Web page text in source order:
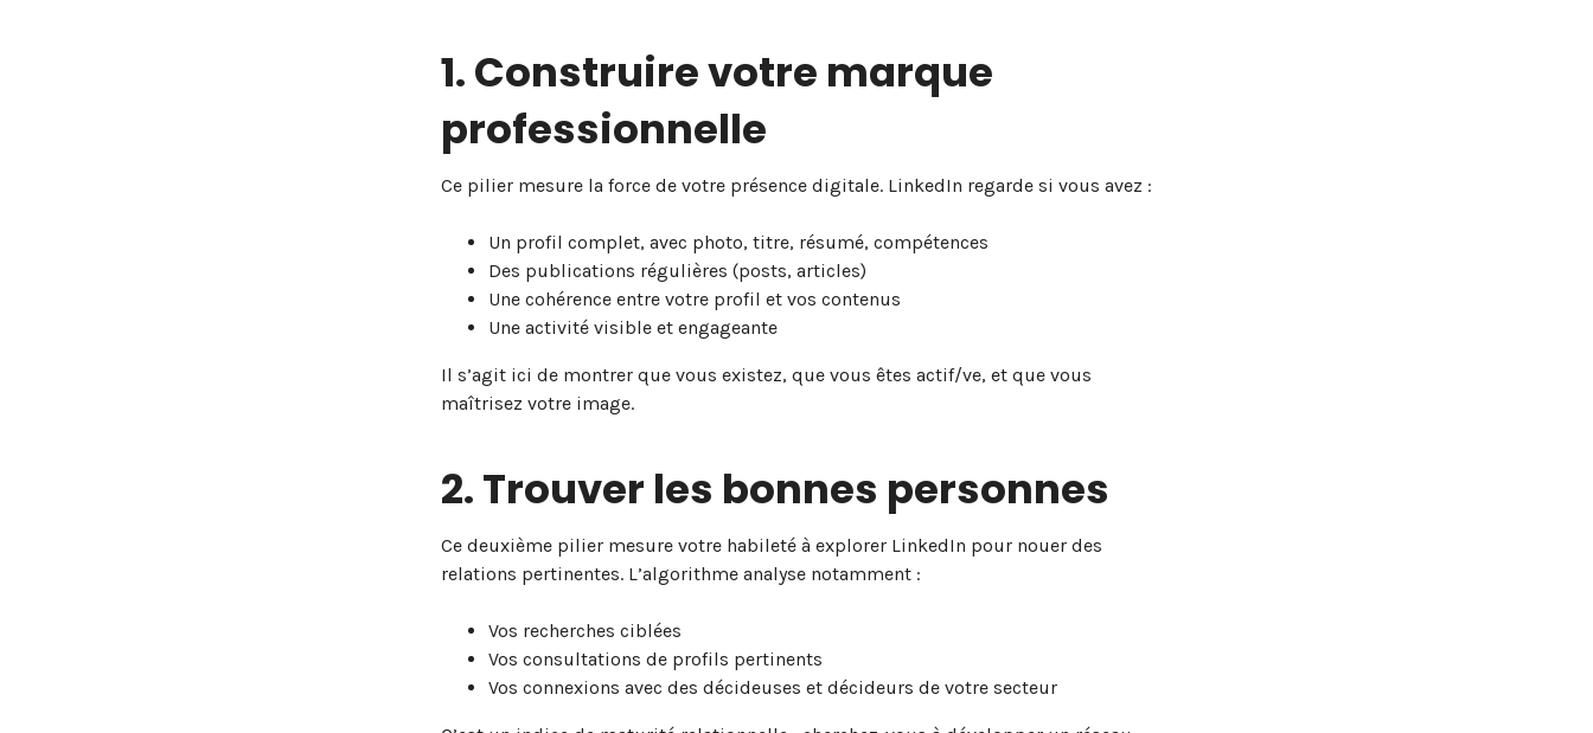
1. Construire votre marque
professionnelle
Ce pilier mesure la force de votre présence digitale. LinkedIn regarde si vous avez :
Un profil complet, avec photo, titre, résumé, compétences
Des publications régulières (posts, articles)
Une cohérence entre votre profil et vos contenus
Une activité visible et engageante
Il s’agit ici de montrer que vous existez, que vous êtes actif/ve, et que vous
maîtrisez votre image.
2. Trouver les bonnes personnes
Ce deuxième pilier mesure votre habileté à explorer LinkedIn pour nouer des
relations pertinentes. L’algorithme analyse notamment :
Vos recherches ciblées
Vos consultations de profils pertinents
Vos connexions avec des décideuses et décideurs de votre secteur